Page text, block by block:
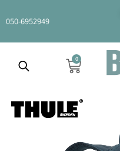
050-6952949
0
עגלת
קניות